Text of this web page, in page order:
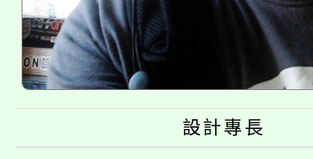
設計專長